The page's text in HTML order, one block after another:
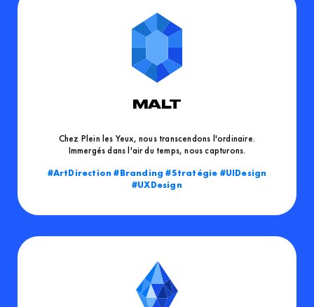
MALT
Chez Plein les Yeux, nous transcendons l'ordinaire.
Immergés dans l'air du temps, nous capturons.
ArtDirection
Branding Stratégie
UIDesign
UXDesign